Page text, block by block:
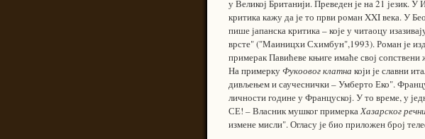
у Великој Британији. Преведен је на 21 језик.
критика кажу да је то први роман XXI века. У
пише јапанска критика – које у читаоцу
врсте" ("Маиницхи Схимбун",1993). Роман је
примерак Павићеве књиге имаће свој
На примеркуФукоовог клатна који је славни
дивљењем и саучеснички – Умберто Еко".
личности године у Француској. У то време, у
СЕ! – Власник мушког примеркаХазарског
измене мисли". Огласу је био приложен број